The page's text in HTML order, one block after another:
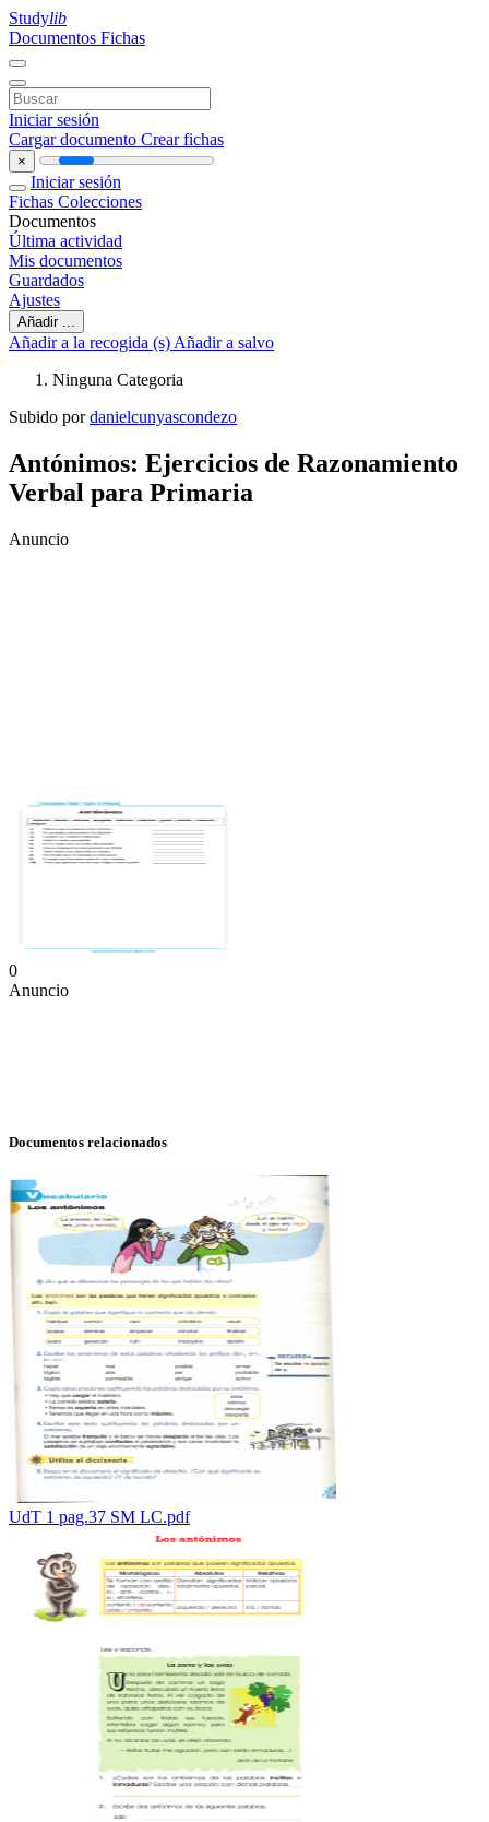
Studylib
Documentos Fichas
Iniciar sesión
Cargar documento Crear fichas
×
Iniciar sesión
Fichas Colecciones
Documentos
Última actividad
Mis documentos
Guardados
Ajustes
Añadir ...
Añadir a la recogida (s) Añadir a salvo
Ninguna Categoria
Subido pordanielcunyascondezo
Antónimos: Ejercicios de Razonamiento
Verbal para Primaria
Anuncio
0
Anuncio
Documentos relacionados
UdT 1 pag.37 SM LC.pdf